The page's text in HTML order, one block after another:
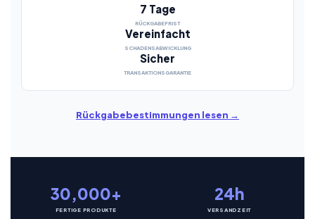
7 Tage
RÜCKGABEFRIST
Vereinfacht
SCHADENSABWICKLUNG
Sicher
TRANSAKTIONSGARANTIE
Rückgabebestimmungen lesen →
30,000+
FERTIGE PRODUKTE
24h
VERSANDZEIT